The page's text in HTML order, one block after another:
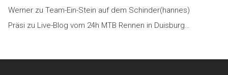
Werner zu Team-Ein-Stein auf dem Schinder(hannes)
Präsi zu Live-Blog vom 24h MTB Rennen in Duisburg…